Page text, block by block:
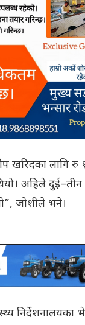
खरिदका लागि
अहिले दुई–तीन
जोशीले भने।